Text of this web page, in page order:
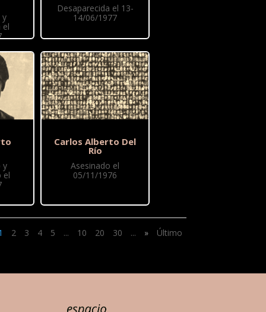
y
el
y
el
Desaparecida el 13-
14/06/1977
Carlos Alberto Del
Río
Asesinado el
05/11/1976
2 3 4 5 ... 10 20 30 ... » Último